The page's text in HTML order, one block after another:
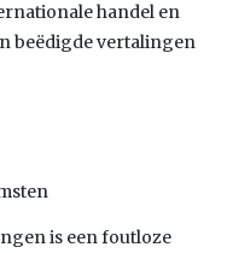
handel en
beëdigde vertalingen
is een foutloze